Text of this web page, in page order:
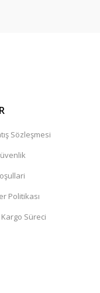
Sözleşmesi
Politikası
Süreci